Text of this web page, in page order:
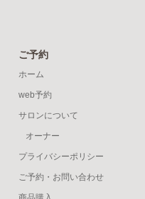
ご予約
ホーム
web予約
サロンについて
オーナー
プライバシーポリシー
ご予約・お問い合わせ